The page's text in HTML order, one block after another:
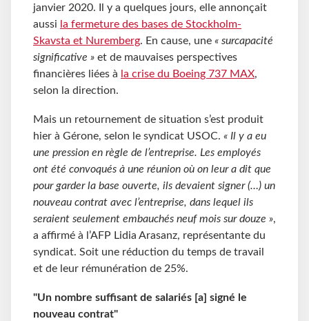
janvier 2020. Il y a quelques jours, elle annonçait
aussi la fermeture des bases de Stockholm-
Skavsta et Nuremberg. En cause, une « surcapacité
significative » et de mauvaises perspectives
financières liées à la crise du Boeing 737 MAX,
selon la direction.
Mais un retournement de situation s’est produit
hier à Gérone, selon le syndicat USOC. « Il y a eu
une pression en règle de l’entreprise. Les employés
ont été convoqués à une réunion où on leur a dit que
pour garder la base ouverte, ils devaient signer (…) un
nouveau contrat avec l’entreprise, dans lequel ils
seraient seulement embauchés neuf mois sur douze »,
a affirmé à l’AFP Lidia Arasanz, représentante du
syndicat. Soit une réduction du temps de travail
et de leur rémunération de 25%.
"Un nombre suffisant de salariés [a] signé le
nouveau contrat"